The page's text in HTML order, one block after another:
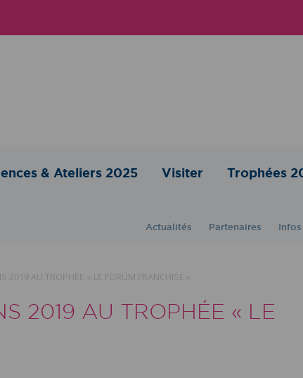
& Ateliers 2025 Visiter Trophées
Actualités Partenaires
2019 AU TROPHÉE « LE FORUM FRANCHISE »
2019 AU TROPHÉE « LE